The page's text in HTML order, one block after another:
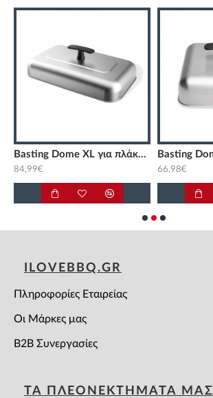
Basting Dome XL για πλάκα ψησίματος Weber
84,99€ 66,98€
ILOVEBBQ.GR
Πληροφορίες Εταιρείας
Οι Μάρκες μας
B2B Συνεργασίες
ΤΑ ΠΛΕΟΝΕΚΤΗΜΑΤΑ ΜΑΣ